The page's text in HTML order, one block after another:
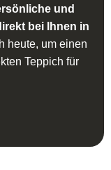
und
bei Ihnen in
heute, um einen
Teppich für